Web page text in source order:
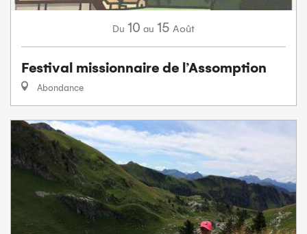
Du 10 au 15 Août
Festival missionnaire de l’Assomption
Abondance